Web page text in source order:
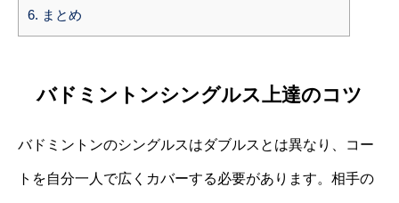
6. まとめ
バドミントンシングルス上達のコツ
バドミントンのシングルスはダブルスとは異なり、コー
トを自分一人で広くカバーする必要があります。相手の